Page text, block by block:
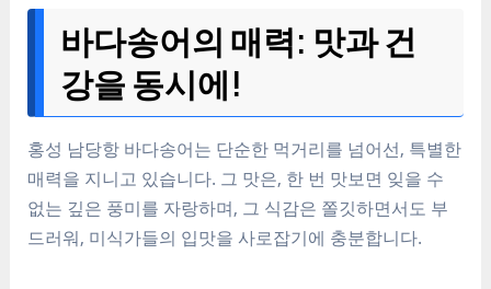
바다송어의 매력: 맛과 건
강을 동시에!
홍성 남당항 바다송어는 단순한 먹거리를 넘어선, 특별한
매력을 지니고 있습니다. 그 맛은, 한 번 맛보면 잊을 수
없는 깊은 풍미를 자랑하며, 그 식감은 쫄깃하면서도 부
드러워, 미식가들의 입맛을 사로잡기에 충분합니다.